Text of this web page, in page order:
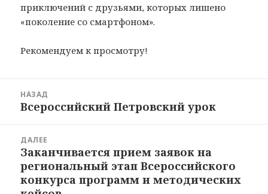
приключений с друзьями, которых лишено
«поколение со смартфоном».
Рекомендуем к просмотру!
записям
НАЗАД
Предыдущая
Всероссийский Петровский урок
ДАЛЕЕ
Следующая
запись:
Заканчивается прием заявок на
региональный этап Всероссийского
конкурса программ и методических